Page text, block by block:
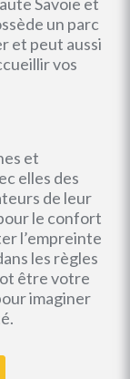
un parc
et peut aussi
vos
et
elles des
de leur
le confort
l’empreinte
les règles
être votre
imaginer